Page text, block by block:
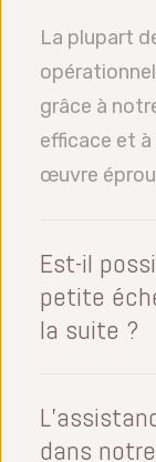
La plupart
grâce à
efficace et
œuvre
Est-il
petite
la suite ?
de sorte
dans